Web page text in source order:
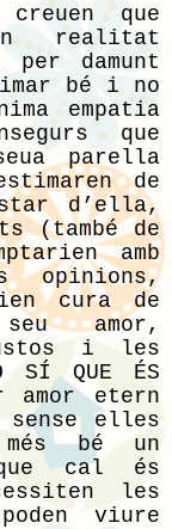
que
realitat
damunt
bé i no
empatia
que
parella
de
d’ella,
(també de
amb
opinions,
cura de
amor,
i les
QUE ÉS
etern
elles
bé un
cal és
les
viure